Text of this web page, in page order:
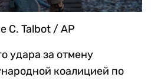
C. Talbot / AP
удара за отмену
коалицией по